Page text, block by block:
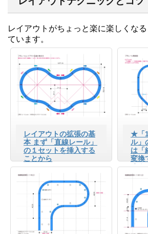
レイアウトがちょっと楽に楽しくな
ています。
レイアウトの拡張の基
本 まず「直線レール」
の１セットを挿入する
ことから
★「
ル」
は「
変換
る！